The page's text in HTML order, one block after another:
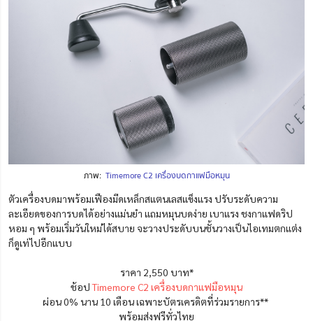
ภาพ: Timemore C2 เครื่องบดกาแฟมือหมุน
ตัวเครื่องบดมาพร้อมเฟืองมีดเหล็กสแตนเลสแข็งแรง ปรับระดับความ
ละเอียดของการบดได้อย่างแม่นยำ แถมหมุนบดง่าย เบาแรง ชงกาแฟดริป
หอม ๆ พร้อมเริ่มวันใหม่ได้สบาย จะวางประดับบนชั้นวางเป็นไอเทมตกแต่ง
ก็ดูเท่ไปอีกแบบ
ราคา 2,550 บาท*
ช้อปTimemore C2 เครื่องบดกาแฟมือหมุน
ผ่อน 0% นาน 10 เดือน เฉพาะบัตรเครดิตที่ร่วมรายการ**
พร้อมส่งฟรีทั่วไทย